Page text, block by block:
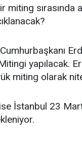
miting
yapılacak.
miting olarak
İstanbul 23